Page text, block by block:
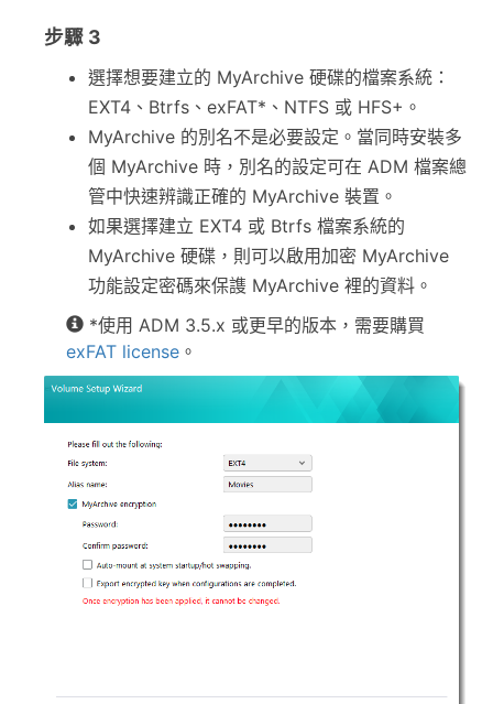
步驟 3
選擇想要建立的 MyArchive 硬碟的檔案系統：
EXT4、Btrfs、exFAT*、NTFS 或 HFS+。
MyArchive 的別名不是必要設定。當同時安裝多
個 MyArchive 時，別名的設定可在 ADM 檔案總
管中快速辨識正確的 MyArchive 裝置。
如果選擇建立 EXT4 或 Btrfs 檔案系統的
MyArchive 硬碟，則可以啟用加密 MyArchive
功能設定密碼來保謢 MyArchive 裡的資料。
*使用 ADM 3.5.x 或更早的版本，需要購買
exFAT license 。